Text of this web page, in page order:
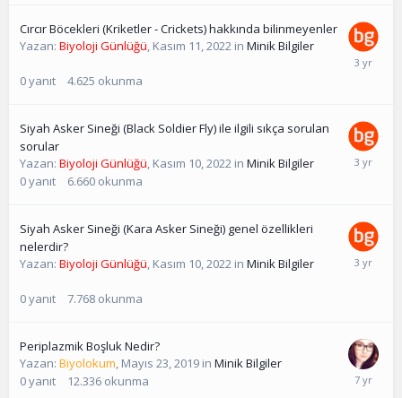
Cırcır Böcekleri (Kriketler - Crickets) hakkında bilinmeyenler
Yazan: Biyoloji Günlüğü, Kasım 11, 2022 in Minik Bilgiler
0yanıt 4.625 okunma
Siyah Asker Sineği (Black Soldier Fly) ile ilgili sıkça sorulan
sorular
Yazan: Biyoloji Günlüğü, Kasım 10, 2022 in Minik Bilgiler
0yanıt 6.660 okunma
Siyah Asker Sineği (Kara Asker Sineği) genel özellikleri
nelerdir?
Yazan: Biyoloji Günlüğü, Kasım 10, 2022 in Minik Bilgiler
0yanıt 7.768 okunma
Periplazmik Boşluk Nedir?
Yazan: Biyolokum, Mayıs 23, 2019 in Minik Bilgiler
0yanıt 12.336 okunma